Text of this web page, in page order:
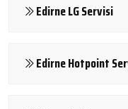
Edirne LG Servisi
Edirne Hotpoint